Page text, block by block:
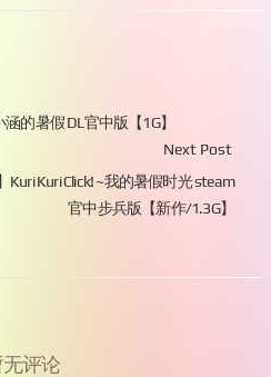
的暑假 DL官中版【1G】
Next Post
Kuri Kuri Click! ~我的暑假时光 steam
官中步兵版【新作/1.3G】
评论